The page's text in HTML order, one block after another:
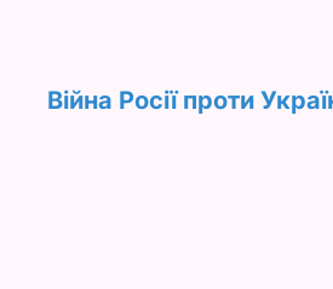
Війна Росії проти